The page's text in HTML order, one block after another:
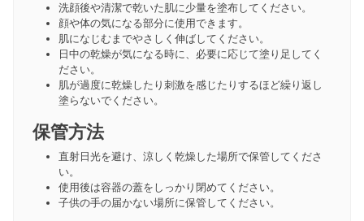
洗顔後や清潔で乾いた肌に少量を塗布してください。
顔や体の気になる部分に使用できます。
肌になじむまでやさしく伸ばしてください。
日中の乾燥が気になる時に、必要に応じて塗り足してく
ださい。
肌が過度に乾燥したり刺激を感じたりするほど繰り返し
塗らないでください。
保管方法
直射日光を避け、涼しく乾燥した場所で保管してくださ
い。
使用後は容器の蓋をしっかり閉めてください。
子供の手の届かない場所に保管してください。